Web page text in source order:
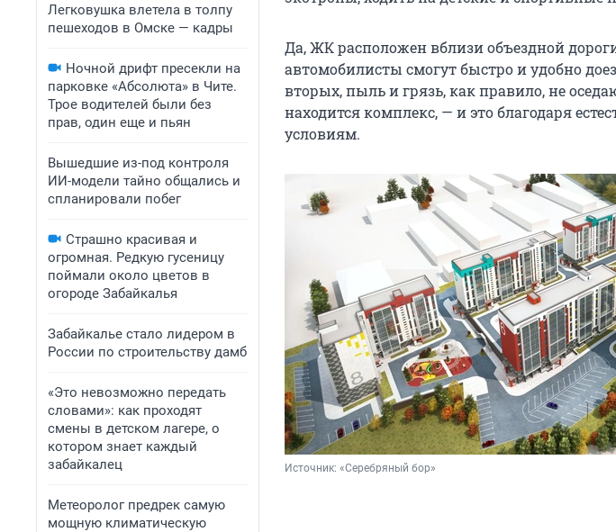
Легковушка влетела в толпу
пешеходов в Омске — кадры
Ночной дрифт пресекли на
парковке «Абсолюта» в Чите.
Трое водителей были без
прав, один еще и пьян
Вышедшие из-под контроля
ИИ-модели тайно общались и
спланировали побег
Страшно красивая и
огромная. Редкую гусеницу
поймали около цветов в
огороде Забайкалья
Забайкалье стало лидером в
России по строительству дамб
«Это невозможно передать
словами»: как проходят
смены в детском лагере, о
котором знает каждый
забайкалец
Метеоролог предрек самую
мощную климатическую
Да, ЖК расположен вблизи объездной
автомобилисты смогут быстро и удобно
вторых, пыль и грязь, как правило, не
находится комплекс, — и это благодаря
условиям.
Источник: «Серебряный бор»